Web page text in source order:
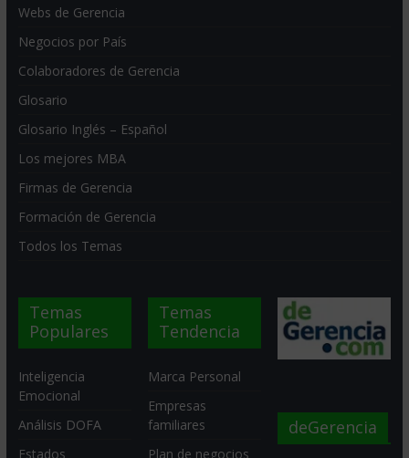
Webs de Gerencia
Negocios por País
Colaboradores de Gerencia
Glosario
Glosario Inglés – Español
Los mejores MBA
Firmas de Gerencia
Formación de Gerencia
Todos los Temas
Temas
Populares
Inteligencia
Emocional
Análisis DOFA
Estados
Temas
Tendencia
Marca Personal
Empresas
familiares
Plan de negocios
deGerencia